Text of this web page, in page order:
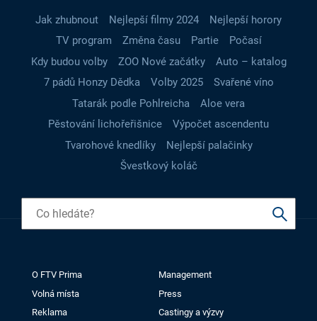
Jak zhubnout Nejlepší filmy 2024
Nejlepší horory
TV program
Změna času Partie
Počasí
Kdy budou volby
ZOO Nové začátky
Auto – katalog
7 pádů Honzy Dědka
Volby 2025
Svařené víno
Tatarák podle Pohlreicha
Aloe vera
Pěstování lichořeřišnice
Výpočet ascendentu
Tvarohové knedlíky
Nejlepší palačinky
Švestkový koláč
O FTV Prima
Management
Volná místa
Press
Reklama
Castingy a výzvy